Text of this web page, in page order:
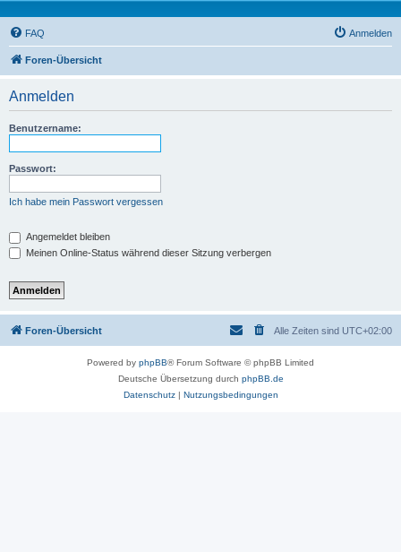
FAQ Anmelden
Foren-Übersicht
Anmelden
Benutzername:
Passwort:
Ich habe mein Passwort vergessen
Angemeldet bleiben
Meinen Online-Status während dieser Sitzung verbergen
Foren-Übersicht Alle Zeiten sind UTC+02:00
Powered by phpBB® Forum Software © phpBB Limited
Deutsche Übersetzung durch phpBB.de
Datenschutz| Nutzungsbedingungen